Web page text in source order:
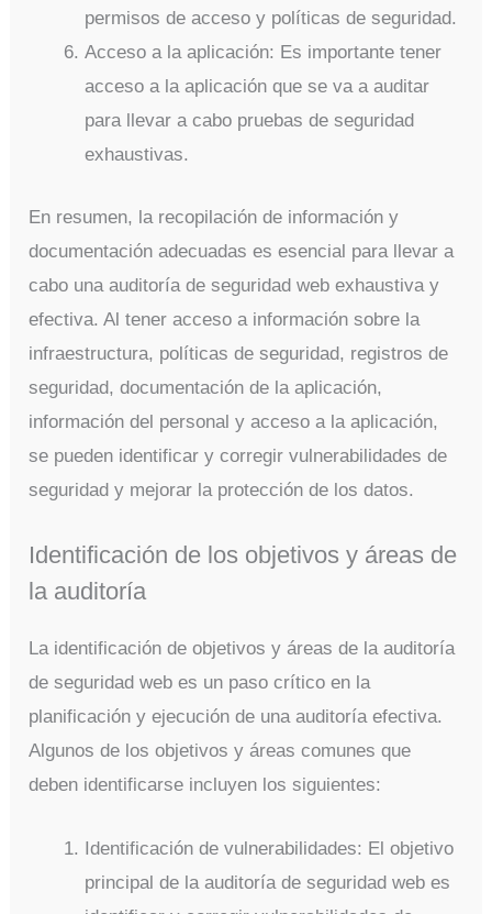
permisos de acceso y políticas de seguridad.
Acceso a la aplicación: Es importante tener
acceso a la aplicación que se va a auditar
para llevar a cabo pruebas de seguridad
exhaustivas.
En resumen, la recopilación de información y
documentación adecuadas es esencial para llevar a
cabo una auditoría de seguridad web exhaustiva y
efectiva. Al tener acceso a información sobre la
infraestructura, políticas de seguridad, registros de
seguridad, documentación de la aplicación,
información del personal y acceso a la aplicación,
se pueden identificar y corregir vulnerabilidades de
seguridad y mejorar la protección de los datos.
Identificación de los objetivos y áreas de
la auditoría
La identificación de objetivos y áreas de la auditoría
de seguridad web es un paso crítico en la
planificación y ejecución de una auditoría efectiva.
Algunos de los objetivos y áreas comunes que
deben identificarse incluyen los siguientes:
Identificación de vulnerabilidades: El objetivo
principal de la auditoría de seguridad web es